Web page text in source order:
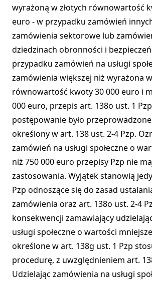
wyrażoną w złotych równowartość
euro - w przypadku zamówień
zamówienia sektorowe lub
dziedzinach obronności i
przypadku zamówień na usługi
zamówienia większej niż wyrażona
równowartość kwoty 30 000 euro i
000 euro, przepis art. 138o ust. 1
postępowanie było
określony w art. 138 ust. 2-4 Pzp.
zamówień na usługi społeczne o
niż 750 000 euro przepisy Pzp nie
zastosowania. Wyjątek stanowią
Pzp odnoszące się do zasad
zamówienia oraz art. 138o ust. 2-4
konsekwencji zamawiający
usługi społeczne o wartości
określone w art. 138g ust. 1 Pzp
procedurę, z uwzględnieniem art.
Udzielając zamówienia na usługi